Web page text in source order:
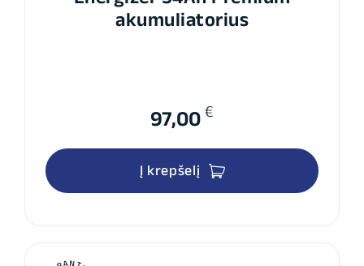
akumuliatorius
97,00 €
Į krepšelį